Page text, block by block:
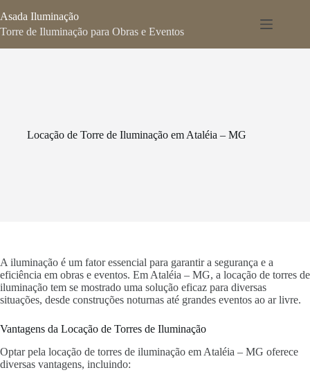
para
o
Asada Iluminação
Torre de Iluminação para Obras e Eventos
Locação de Torre de Iluminação em Ataléia – MG
A iluminação é um fator essencial para garantir a segurança e a
eficiência em obras e eventos. Em Ataléia – MG, a locação de torres de
iluminação tem se mostrado uma solução eficaz para diversas
situações, desde construções noturnas até grandes eventos ao ar livre.
Vantagens da Locação de Torres de Iluminação
Optar pela locação de torres de iluminação em Ataléia – MG oferece
diversas vantagens, incluindo: